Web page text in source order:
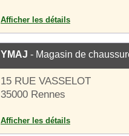
Afficher les détails
YMAJ - Magasin de
15 RUE VASSELOT
35000 Rennes
Afficher les détails